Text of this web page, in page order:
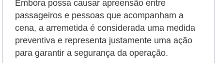
Embora possa causar apreensão entre
passageiros e pessoas que acompanham a
cena, a arremetida é considerada uma medida
preventiva e representa justamente uma ação
para garantir a segurança da operação.